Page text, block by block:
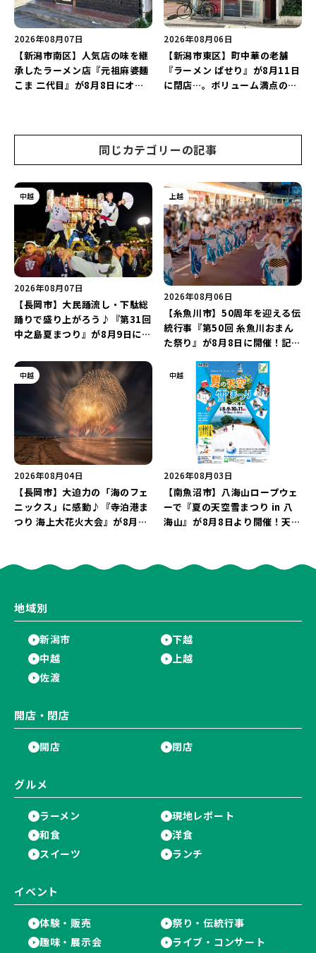
2026年08月07日
【新潟市南区】人気店の味を継
承したラーメン店『元祖麻婆麺
こま 二代目』が8月8日にオー
2026年08月06日
【新潟市東区】町中華の老舗
『ラーメン ぱせり』が8月11日
に閉店…。ボリューム満点の名
同じカテゴリーの記事
中越
2026年08月07日
【長岡市】大民踊流し・下駄総
踊りで盛り上がろう♪『第31回
中之島夏まつり』が8月9日に開
手”のシュート対決は必見♪
上越
2026年08月06日
【糸魚川市】50周年を迎える伝
統行事『第50回 糸魚川おまん
た祭り』が8月8日に開催！記念
を楽しもう♪
中越
2026年08月04日
【長岡市】大迫力の「海のフェ
ニックス」に感動♪『寺泊港ま
つり 海上大花火大会』が8月7
中越
2026年08月03日
【南魚沼市】八海山ロープウェ
ーで『夏の天空雪まつり in 八
海山』が8月8日より開催！天然
地域別
新潟市
下越
中越
上越
佐渡
開店・閉店
開店 閉店
グルメ
ラーメン
現地レポート
和食
洋食
スイーツ
ランチ
イベント
体験・販売
祭り・伝統行事
趣味・展示会
ライブ・コンサート